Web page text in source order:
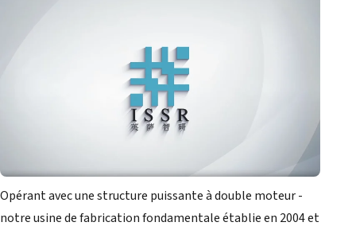
Opérant avec une structure puissante à double moteur -
notre usine de fabrication fondamentale établie en 2004 et